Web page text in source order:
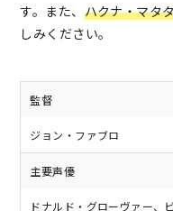
す。また、 ハクナ・マタ
しみください。
監督
ジョン・ファブロ
主要声優
ドナルド・グローヴァー、